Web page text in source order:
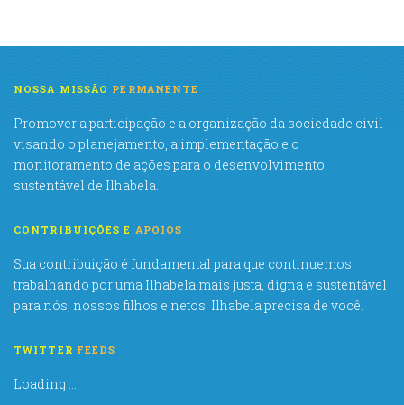
NOSSA MISSÃO PERMANENTE
Promover a participação e a organização da sociedade civil
visando o planejamento, a implementação e o
monitoramento de ações para o desenvolvimento
sustentável de Ilhabela.
CONTRIBUIÇÕES E APOIOS
Sua contribuição é fundamental para que continuemos
trabalhando por uma Ilhabela mais justa, digna e sustentável
para nós, nossos filhos e netos. Ilhabela precisa de você.
TWITTER FEEDS
Loading ...